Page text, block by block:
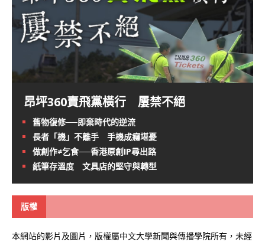
昂坪360賣飛黨橫行 屢禁不絕
舊物復修──即棄時代的逆流
長者「機」不離手 手機成癮堪憂
做創作≠乞食──香港原創IP尋出路
紙筆存溫度 文具店的堅守與轉型
版權
本網站的影片及圖片，版權屬中文大學新聞與傳播學院所有，未經